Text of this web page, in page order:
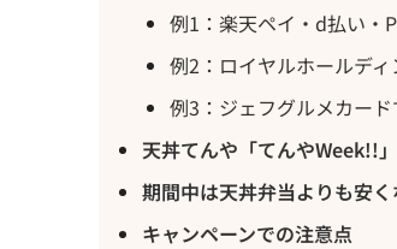
例1：楽天ペイ・d払い・
例2：ロイヤルホールデ
例3：ジェフグルメカード
天丼てんや「てんやWeek!!
期間中は天丼弁当よりも安く
キャンペーンでの注意点